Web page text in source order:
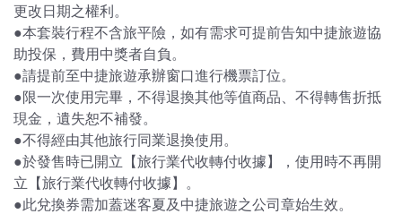
更改日期之權利。
●本套裝行程不含旅平險，如有需求可提前告知中捷旅遊協
助投保，費用中獎者自負。
●請提前至中捷旅遊承辦窗口進行機票訂位。
●限一次使用完畢，不得退換其他等值商品、不得轉售折抵
現金，遺失恕不補發。
●不得經由其他旅行同業退換使用。
●於發售時已開立【旅行業代收轉付收據】，使用時不再開
立【旅行業代收轉付收據】。
●此兌換券需加蓋迷客夏及中捷旅遊之公司章始生效。